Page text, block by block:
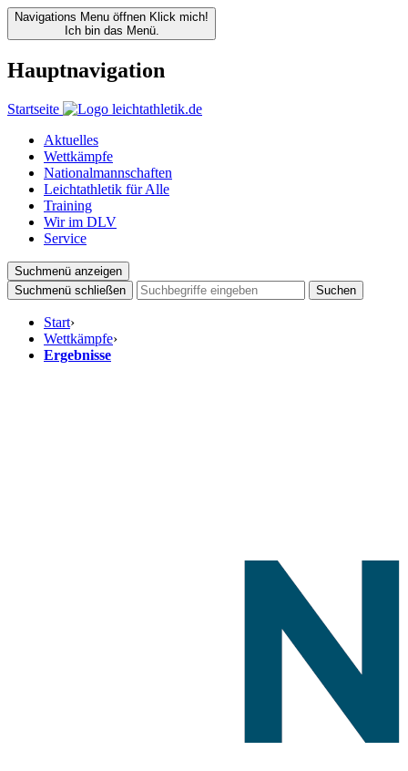
Navigations Menu öffnen Klick mich!
Ich bin das Menü.
Hauptnavigation
Startseite
Aktuelles
Wettkämpfe
Nationalmannschaften
Leichtathletik für Alle
Training
Wir im DLV
Service
Suchmenü anzeigen
Suchmenü schließen
Suchen
Start›
Wettkämpfe›
Ergebnisse